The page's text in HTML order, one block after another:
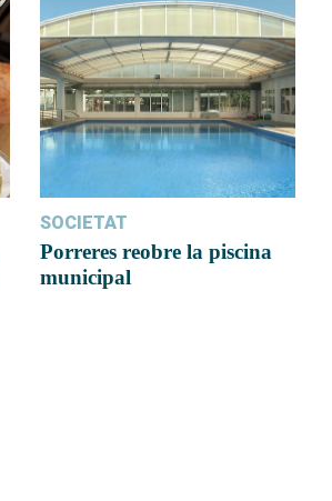
SOCIETAT
Porreres reobre la piscina
municipal